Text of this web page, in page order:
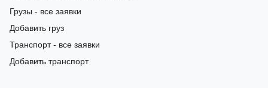
Грузы - все заявки
Добавить груз
Транспорт - все заявки
Добавить транспорт